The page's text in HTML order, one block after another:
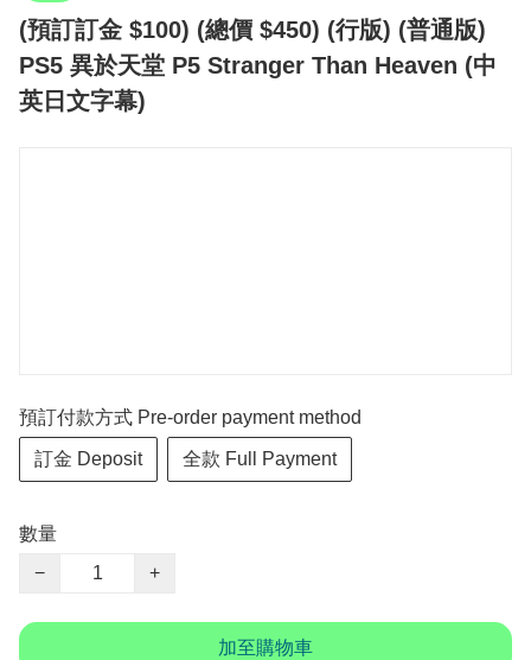
(預訂訂金 $100) (總價 $450) (行版) (普通版)
PS5 異於天堂 P5 Stranger Than Heaven (中
英日文字幕)
預訂付款方式 Pre-order payment method
訂金 Deposit 全款 Full Payment
數量
−
+
加至購物車